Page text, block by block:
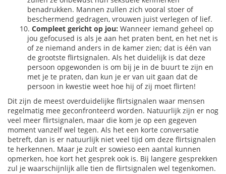
benadrukken. Mannen zullen zich vooral stoer of
beschermend gedragen, vrouwen juist verlegen of lief.
Compleet gericht op jou: Wanneer iemand geheel op
jou gefocused is als je aan het praten bent, en het net is
of ze niemand anders in de kamer zien; dat is één van
de grootste flirtsignalen. Als het duidelijk is dat deze
persoon opgewonden is om bij je in de buurt te zijn en
met je te praten, dan kun je er van uit gaan dat de
persoon in kwestie weet hoe hij of zij moet flirten!
Dit zijn de meest overduidelijke flirtsignalen waar mensen
regelmatig mee geconfronteerd worden. Natuurlijk zijn er nog
veel meer flirtsignalen, maar die kom je op een gegeven
moment vanzelf wel tegen. Als het een korte conversatie
betreft, dan is er natuurlijk niet veel tijd om deze flirtsignalen
te herkennen. Maar je zult er sowieso een aantal kunnen
opmerken, hoe kort het gesprek ook is. Bij langere gesprekken
zul je waarschijnlijk alle tien de flirtsignalen wel tegenkomen.